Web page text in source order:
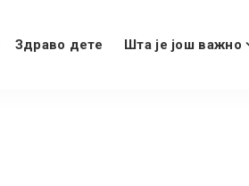
Здраво дете Шта је још важно